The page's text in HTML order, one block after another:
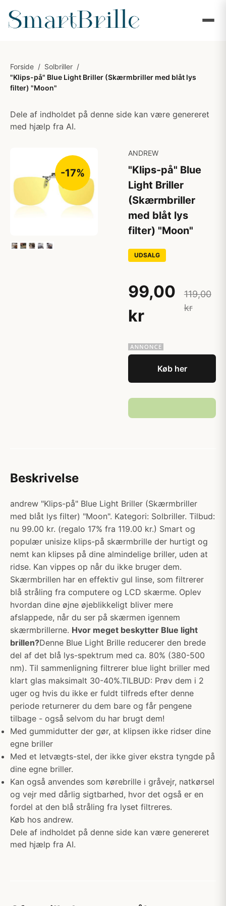
Forside / Solbriller /
"Klips-på" Blue Light Briller (Skærmbriller med blåt lys
filter) "Moon"
Dele af indholdet på denne side kan være genereret
med hjælp fra AI.
-17%
ANDREW
"Klips-på" Blue
Light Briller
(Skærmbriller
med blåt lys
filter) "Moon"
UDSALG
99,00
kr
119,00
kr
Køb her
Beskrivelse
andrew "Klips-på" Blue Light Briller (Skærmbriller
med blåt lys filter) "Moon". Kategori: Solbriller. Tilbud:
nu 99.00 kr. (regalo 17% fra 119.00 kr.) Smart og
populær unisize klips-på skærmbrille der hurtigt og
nemt kan klipses på dine almindelige briller, uden at
ridse. Kan vippes op når du ikke bruger dem.
Skærmbrillen har en effektiv gul linse, som filtrerer
blå stråling fra computere og LCD skærme. Oplev
hvordan dine øjne øjeblikkeligt bliver mere
afslappede, når du ser på skærmen igennem
skærmbrillerne. Hvor meget beskytter Blue light
brillen?Denne Blue Light Brille reducerer den brede
del af det blå lys-spektrum med ca. 80% (380-500
nm). Til sammenligning filtrerer blue light briller med
klart glas maksimalt 30-40%.TILBUD: Prøv dem i 2
uger og hvis du ikke er fuldt tilfreds efter denne
periode returnerer du dem bare og får pengene
tilbage - også selvom du har brugt dem!
Med gummidutter der gør, at klipsen ikke ridser dine
egne briller
Med et letvægts-stel, der ikke giver ekstra tyngde på
dine egne briller.
Kan også anvendes som kørebrille i gråvejr, natkørsel
og vejr med dårlig sigtbarhed, hvor det også er en
fordel at den blå stråling fra lyset filtreres.
Køb hos andrew.
Dele af indholdet på denne side kan være genereret
med hjælp fra AI.